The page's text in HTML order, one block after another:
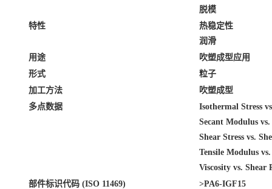
脱模
特性
热稳定性
润滑
用途
吹塑成型应用
形式
粒子
加工方法
吹塑成型
多点数据
Isothermal Stress
Secant Modulus
Shear Stress vs.
Tensile Modulus
Viscosity vs. Shear
部件标识代码 (ISO 11469)
>PA6-IGF15